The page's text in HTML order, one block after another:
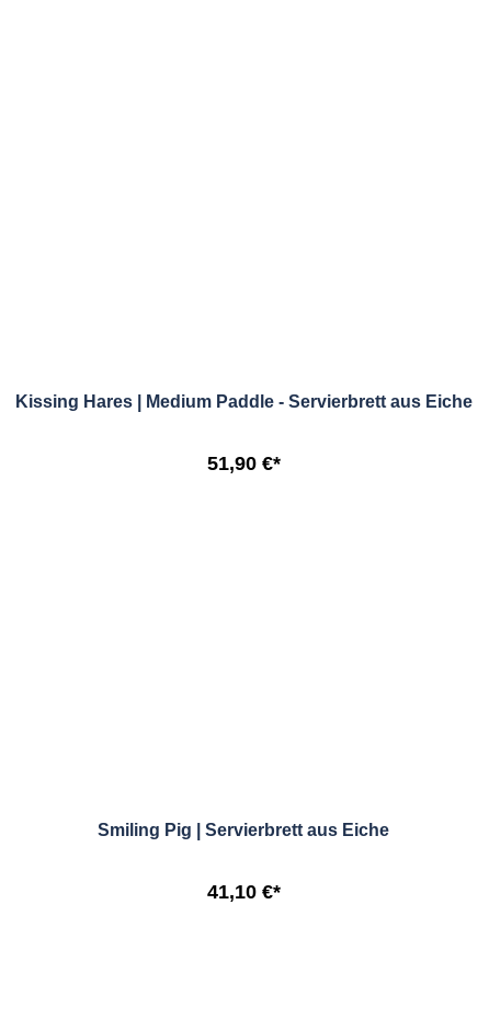
Kissing Hares | Medium Paddle - Servierbrett aus Eiche
51,90 €*
Smiling Pig | Servierbrett aus Eiche
41,10 €*